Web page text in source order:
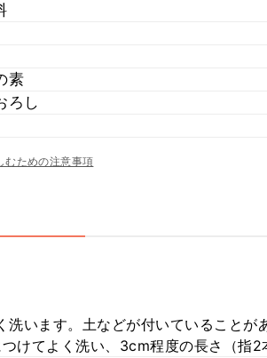
素
ろし
むための注意事項
洗います。土などが付いていること
けてよく洗い、3cm程度の長さ（指2